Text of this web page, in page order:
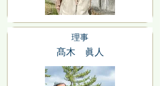
理事
髙木 眞人